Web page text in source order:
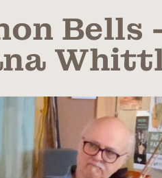
Bells